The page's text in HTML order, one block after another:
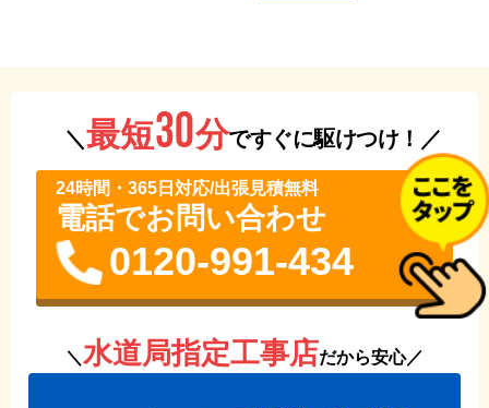
＼最短30分ですぐに駆けつけ！／
24時間・365⽇対応/出張見積無料
電話でお問い合わせ
0120-991-434
＼ 水道局指定工事店だから安心／